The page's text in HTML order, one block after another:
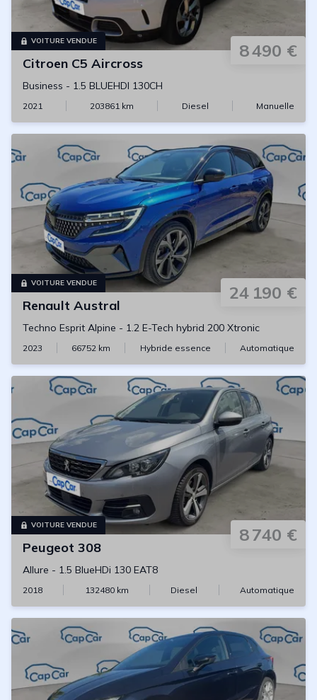
VOITURE VENDUE 8 490 €
Citroen C5 Aircross
Business - 1.5 BLUEHDI 130CH
2021 203861 km Diesel Manuelle
VOITURE VENDUE 24 190 €
Renault Austral
Techno Esprit Alpine - 1.2 E-Tech hybrid 200 Xtronic
2023 66752 km Hybride essence Automatique
VOITURE VENDUE 8 740 €
Peugeot 308
Allure - 1.5 BlueHDi 130 EAT8
2018 132480km Diesel Automatique